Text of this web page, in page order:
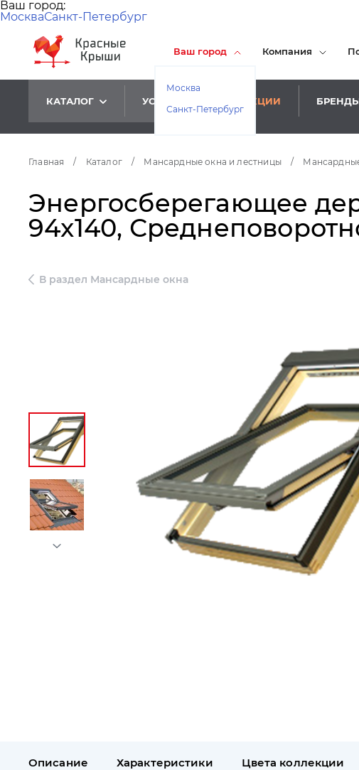
Ваш город:
МоскваСанкт-Петербург
Ваш город
Москва
Санкт-Петербург
Компания
КАТАЛОГ УСЛУГИ АКЦИИ
Главная / Каталог / Мансардные окна и лестницы /
Энергосберегающее
94x140,
В раздел Мансардные окна
Описание Характеристики Цвета коллекции